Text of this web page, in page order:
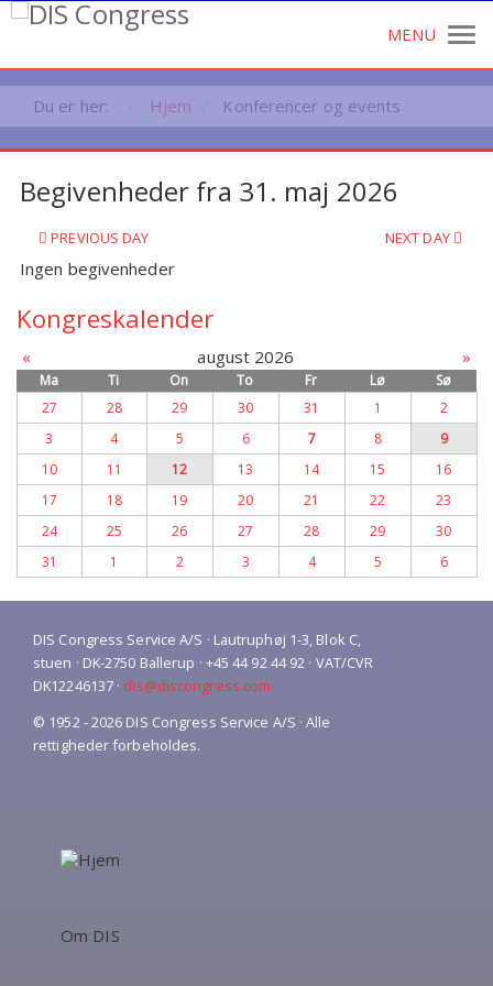
Du er her: Hjem Konferencer og events
Begivenheder fra 31. maj 2026
PREVIOUS DAY NEXT DAY
Ingen begivenheder
Kongreskalender
« august 2026 »
Ma Ti On To Fr Lø
Sø
27
28 29 30 31 1
2
3
4 5 6 7 8
9
10
11 12 13 14 15
16
17
18 19 20 21 22
23
24
25 26 27 28 29
30
31
1 2 3 4 5 6
DIS Congress Service A/S · Lautruphøj 1-3, Blok C,
stuen · DK-2750 Ballerup · +45 44 92 44 92 · VAT/CVR
DK12246137 · dis@discongress.com
© 1952 - 2026 DIS Congress Service A/S · Alle
rettigheder forbeholdes.
Om DIS